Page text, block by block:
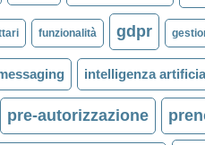
funzionalità gdpr
intelligenza
pre-autorizzazione